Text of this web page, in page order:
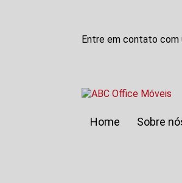
Entre em contato com
Home
Sobre